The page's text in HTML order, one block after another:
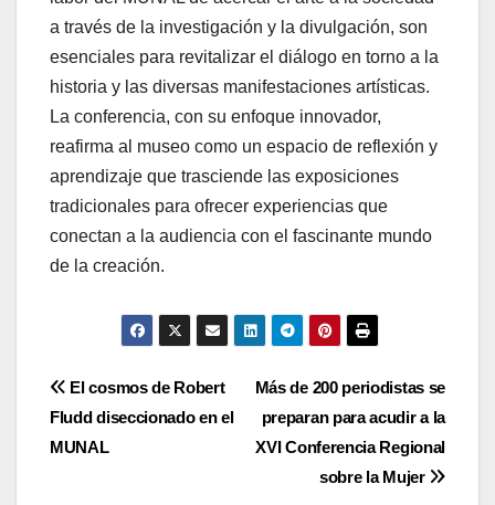
a través de la investigación y la divulgación, son
esenciales para revitalizar el diálogo en torno a la
historia y las diversas manifestaciones artísticas.
La conferencia, con su enfoque innovador,
reafirma al museo como un espacio de reflexión y
aprendizaje que trasciende las exposiciones
tradicionales para ofrecer experiencias que
conectan a la audiencia con el fascinante mundo
de la creación.
Navegación
de
Más de 200 periodistas se
preparan para acudir a la
XVI Conferencia Regional
sobre la Mujer
El cosmos de Robert
Fludd diseccionado en el
MUNAL